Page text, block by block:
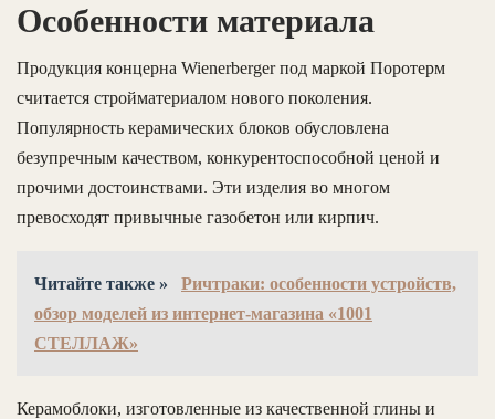
Особенности материала
Продукция концерна Wienerberger под маркой Поротерм
считается стройматериалом нового поколения.
Популярность керамических блоков обусловлена
безупречным качеством, конкурентоспособной ценой и
прочими достоинствами. Эти изделия во многом
превосходят привычные газобетон или кирпич.
Читайте также »
Ричтраки: особенности устройств,
обзор моделей из интернет-магазина «1001
СТЕЛЛАЖ»
Керамоблоки, изготовленные из качественной глины и